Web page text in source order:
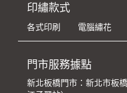
印繡款式
各式印刷 電腦繡花
門市服務據點
新北板橋門市：新北市板